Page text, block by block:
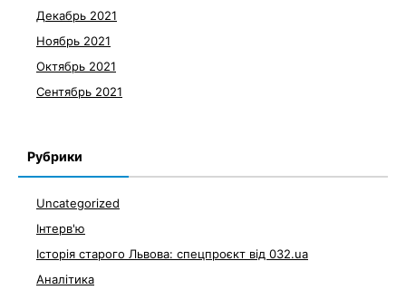
Декабрь 2021
Ноябрь 2021
Октябрь 2021
Сентябрь 2021
Рубрики
Uncategorized
Інтерв'ю
Історія старого Львова: спецпроєкт від 032.ua
Аналітика